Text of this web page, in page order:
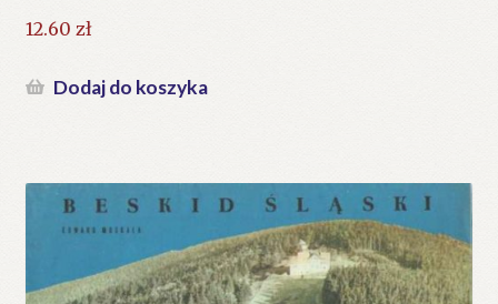
12.60 zł
Dodaj do koszyka